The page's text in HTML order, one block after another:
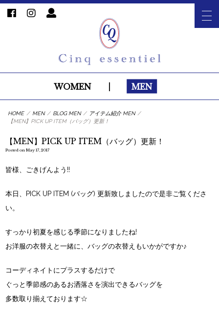
WOMEN MEN
HOME / MEN / BLOG MEN / アイテム紹介 MEN /
【MEN】PICK UP ITEM（バッグ）更新！
【MEN】PICK UP ITEM（バッグ）更新！
Posted on May 17, 2017
皆様、ごきげんよう!!
本日、 PICK UP ITEM (バッグ) 更新致しましたので是非ご覧くださ
い。
すっかり初夏を感じる季節になりましたね!
お洋服の衣替えと一緒に、バッグの衣替えもいかがですか♪
コーディネイトにプラスするだけで
ぐっと季節感のあるお洒落さを演出できるバッグを
多数取り揃えております☆